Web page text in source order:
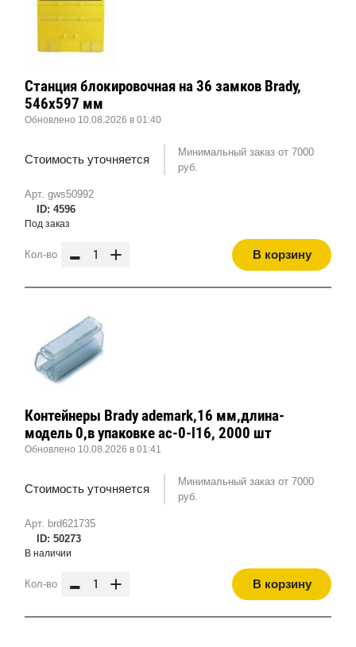
Арт. gws50992
ID: 4596
Станция блокировочная на 36 замков Brady,
546x597 мм
Обновлено 10.08.2026 в 01:40
Стоимость уточняется
Минимальный заказ от 7000
руб.
Под заказ
Кол-во - + В корзину
Арт. brd621735
ID: 50273
Контейнеры Brady ademark,16 мм,длина-
модель 0,в упаковке ac-0-l16, 2000 шт
Обновлено 10.08.2026 в 01:41
Стоимость уточняется
Минимальный заказ от 7000
руб.
В наличии
Кол-во - + В корзину